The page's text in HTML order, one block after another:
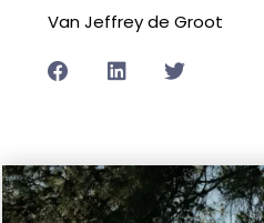
Van Jeffrey de Groot